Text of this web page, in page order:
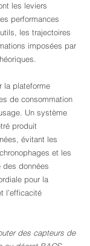
les leviers
performances
les trajectoires
imposées par
la plateforme
de consommation
Un système
produit
évitant les
et les
des données
pour la
l’efficacité
des capteurs de